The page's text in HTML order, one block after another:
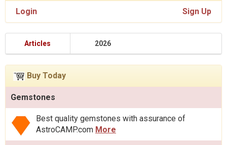
Login Sign Up
Articles 2026
Buy Today
Gemstones
Best quality gemstones with assurance of
AstroCAMP.com More